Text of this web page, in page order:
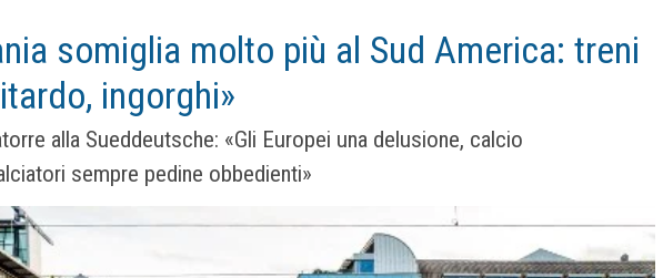
somiglia molto più al Sud America: treni
ingorghi»
alla Sueddeutsche: «Gli Europei una delusione, calcio
sempre pedine obbedienti»